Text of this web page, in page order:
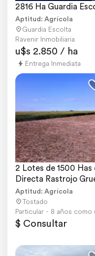
2816 Ha Guardia
Aptitud: Agrícola
Guardia Escolta
Ravenir Inmobiliaria
u$s 2.850 / ha
Entrega Inmediata
2 Lotes de 1500 Has
Directa Rastrojo
MB Ubicacion
Aptitud: Agrícola
Tostado
Particular - 8 años como
$ Consultar